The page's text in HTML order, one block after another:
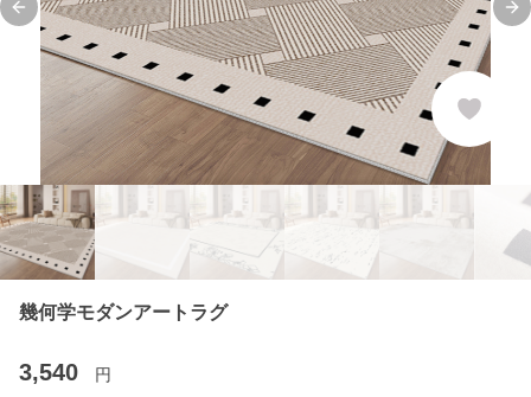
Previous slide
幾何学モダンアートラグ
3,540 円